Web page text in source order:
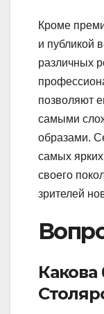
Кроме
и публикой
различных
позволяют
самыми
образами.
самых
своего
зрителей
Какова